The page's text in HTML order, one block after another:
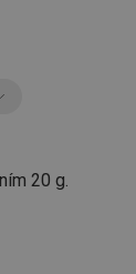
20 g.